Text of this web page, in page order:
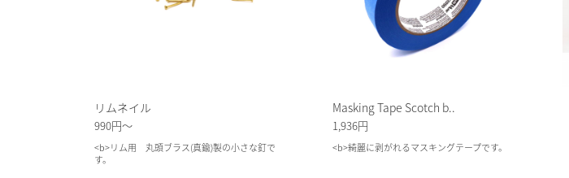
リムネイル
990円～
<b>リム用 丸頭ブラス(真鍮)製の小さな釘で
す。
Masking Tape Scotch b..
1,936円
<b>綺麗に剥がれるマスキングテープです。